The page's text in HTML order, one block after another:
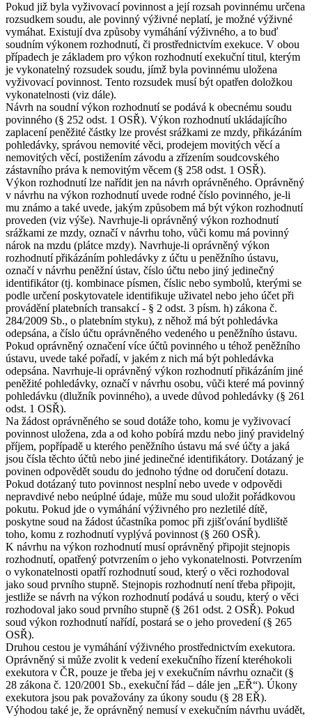
Pokud již byla vyživovací povinnost a její rozsah povinnému určena
rozsudkem soudu, ale povinný výživné neplatí, je možné výživné
vymáhat. Existují dva způsoby vymáhání výživného, a to buď
soudním výkonem rozhodnutí, či prostřednictvím exekuce. V obou
případech je základem pro výkon rozhodnutí exekuční titul, kterým
je vykonatelný rozsudek soudu, jímž byla povinnému uložena
vyživovací povinnost. Tento rozsudek musí být opatřen doložkou
vykonatelnosti (viz dále).
Návrh na soudní výkon rozhodnutí se podává k obecnému soudu
povinného (§ 252 odst. 1 OSŘ). Výkon rozhodnutí ukládajícího
zaplacení peněžité částky lze provést srážkami ze mzdy, přikázáním
pohledávky, správou nemovité věci, prodejem movitých věcí a
nemovitých věcí, postižením závodu a zřízením soudcovského
zástavního práva k nemovitým věcem (§ 258 odst. 1 OSŘ).
Výkon rozhodnutí lze nařídit jen na návrh oprávněného. Oprávněný
v návrhu na výkon rozhodnutí uvede rodné číslo povinného, je-li
mu známo a také uvede, jakým způsobem má být výkon rozhodnutí
proveden (viz výše). Navrhuje-li oprávněný výkon rozhodnutí
srážkami ze mzdy, označí v návrhu toho, vůči komu má povinný
nárok na mzdu (plátce mzdy). Navrhuje-li oprávněný výkon
rozhodnutí přikázáním pohledávky z účtu u peněžního ústavu,
označí v návrhu peněžní ústav, číslo účtu nebo jiný jedinečný
identifikátor (tj. kombinace písmen, číslic nebo symbolů, kterými se
podle určení poskytovatele identifikuje uživatel nebo jeho účet při
provádění platebních transakcí - § 2 odst. 3 písm. h) zákona č.
284/2009 Sb., o platebním styku), z něhož má být pohledávka
odepsána, a číslo účtu oprávněného vedeného u peněžního ústavu.
Pokud oprávněný označení více účtů povinného u téhož peněžního
ústavu, uvede také pořadí, v jakém z nich má být pohledávka
odepsána. Navrhuje-li oprávněný výkon rozhodnutí přikázáním jiné
peněžité pohledávky, označí v návrhu osobu, vůči které má povinný
pohledávku (dlužník povinného), a uvede důvod pohledávky (§ 261
odst. 1 OSŘ).
Na žádost oprávněného se soud dotáže toho, komu je vyživovací
povinnost uložena, zda a od koho pobírá mzdu nebo jiný pravidelný
příjem, popřípadě u kterého peněžního ústavu má své účty a jaká
jsou čísla těchto účtů nebo jiné jedinečné identifikátory. Dotázaný je
povinen odpovědět soudu do jednoho týdne od doručení dotazu.
Pokud dotázaný tuto povinnost nesplní nebo uvede v odpovědi
nepravdivé nebo neúplné údaje, může mu soud uložit pořádkovou
pokutu. Pokud jde o vymáhání výživného pro nezletilé dítě,
poskytne soud na žádost účastníka pomoc při zjišťování bydliště
toho, komu z rozhodnutí vyplývá povinnost (§ 260 OSŘ).
K návrhu na výkon rozhodnutí musí oprávněný připojit stejnopis
rozhodnutí, opatřený potvrzením o jeho vykonatelnosti. Potvrzením
o vykonatelnosti opatří rozhodnutí soud, který o věci rozhodoval
jako soud prvního stupně. Stejnopis rozhodnutí není třeba připojit,
jestliže se návrh na výkon rozhodnutí podává u soudu, který o věci
rozhodoval jako soud prvního stupně (§ 261 odst. 2 OSŘ). Pokud
soud výkon rozhodnutí nařídí, postará se o jeho provedení (§ 265
OSŘ).
Druhou cestou je vymáhání výživného prostřednictvím exekutora.
Oprávněný si může zvolit k vedení exekučního řízení kteréhokoli
exekutora v ČR, pouze je třeba jej v exekučním návrhu označit (§
28 zákona č. 120/2001 Sb., exekuční řád – dále jen „EŘ“). Úkony
exekutora jsou pak považovány za úkony soudu (§ 28 EŘ).
Výhodou také je, že oprávněný nemusí v exekučním návrhu uvádět,